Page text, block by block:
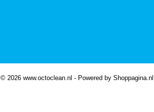
© 2026 www.octoclean.nl - Powered by Shoppagina.nl